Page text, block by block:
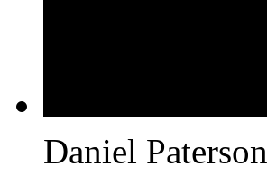
Daniel Paterson